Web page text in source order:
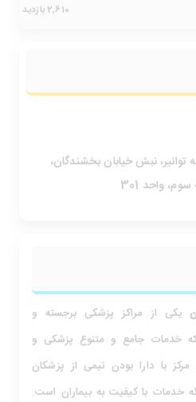
2,610 بازدید
توانیر، نبش خیابان بخشندگان،
واحد 301
یکی از مراکز پزشکی برجسته و
خدمات جامع و متنوع پزشکی و
با دارا بودن تیمی از پزشکان
خدمات با کیفیت به بیماران است.